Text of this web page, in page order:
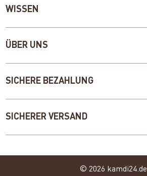
WISSEN
ÜBER UNS
SICHERE BEZAHLUNG
SICHERER VERSAND
© 2026 kamdi24.de